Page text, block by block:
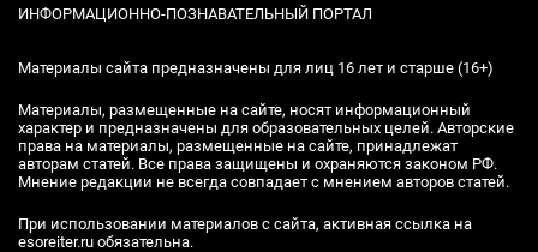
ИНФОРМАЦИОННО-ПОЗНАВАТЕЛЬНЫЙ ПОРТАЛ
Материалы сайта предназначены для лиц 16 лет и старше (16+)
Материалы, размещенные на сайте, носят информационный
характер и предназначены для образовательных целей. Авторские
права на материалы, размещенные на сайте, принадлежат
авторам статей. Все права защищены и охраняются законом РФ.
Мнение редакции не всегда совпадает с мнением авторов статей.
При использовании материалов с сайта, активная ссылка на
esoreiter.ru обязательна.